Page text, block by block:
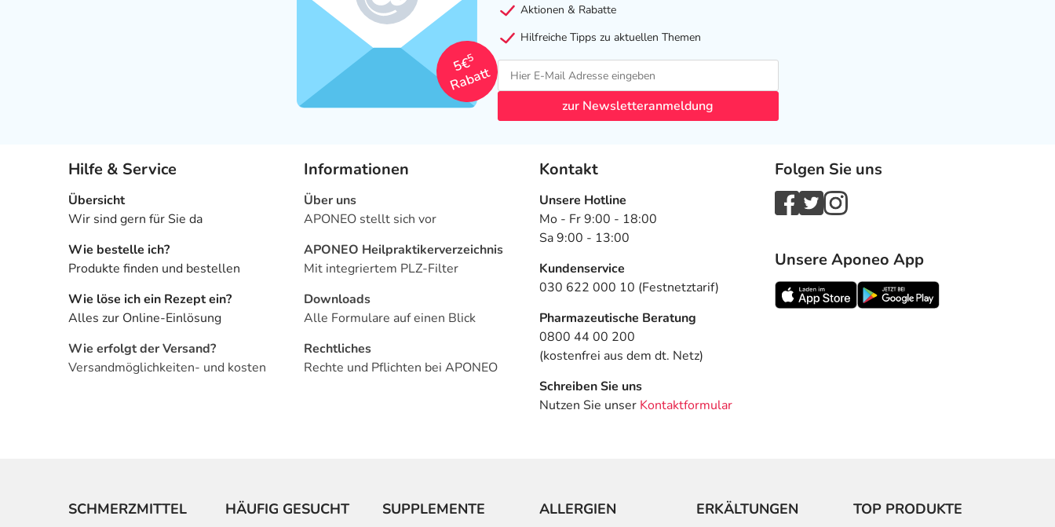
5€
5
Rabatt
Aktionen & Rabatte
Hilfreiche Tipps zu aktuellen Themen
zur Newsletteranmeldung
Hilfe & Service
Übersicht
Wir sind gern für Sie da
Wie bestelle ich?
Produkte finden und bestellen
Wie löse ich ein Rezept ein?
Alles zur Online-Einlösung
Wie erfolgt der Versand?
Versandmöglichkeiten- und kosten
Informationen
Über uns
APONEO stellt sich vor
APONEO Heilpraktikerverzeichnis
Mit integriertem PLZ-Filter
Downloads
Alle Formulare auf einen Blick
Rechtliches
Rechte und Pflichten bei APONEO
Kontakt
Unsere Hotline
Mo - Fr 9:00 - 18:00
Sa 9:00 - 13:00
Kundenservice
030 622 000 10 (Festnetztarif)
Pharmazeutische Beratung
0800 44 00 200
(kostenfrei aus dem dt. Netz)
Schreiben Sie uns
Nutzen Sie unser Kontaktformular
Folgen Sie uns
Unsere Aponeo App
SCHMERZMITTEL HÄUFIG GESUCHT SUPPLEMENTE ALLERGIEN ERKÄLTUNGEN TOP PRODUKTE